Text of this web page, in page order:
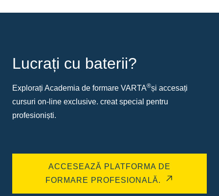
Lucrați cu baterii?
Explorați Academia de formare VARTA®și accesați
cursuri on-line exclusive. creat special pentru
profesioniști.
ACCESEAZĂ PLATFORMA DE
FORMARE PROFESIONALĂ.